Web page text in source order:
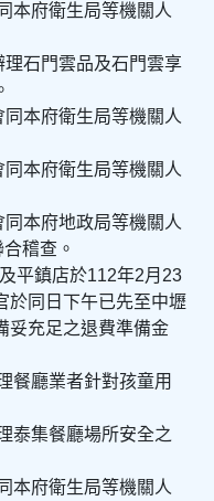
本府衛生局等機關人
石門雲品及石門雲享
本府衛生局等機關人
本府衛生局等機關人
本府地政局等機關人
稽查。
平鎮店於112年2月23
於同日下午已先至中壢
妥充足之退費準備金
餐廳業者針對孩童用
泰集餐廳場所安全之
本府衛生局等機關人